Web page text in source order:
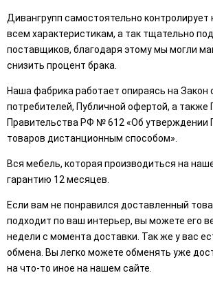
Дивангрупп самостоятельно
всем характеристикам, а так тщательно
поставщиков, благодаря этому мы могли
снизить процент брака.
Наша фабрика работает опираясь на Закон
потребителей, Публичной офертой, а также
Правительства РФ № 612 «Об утверждении
товаров дистанционным способом».
Вся мебель, которая производиться на
гарантию 12 месяцев.
Если вам не понравился доставленный
подходит по ваш интерьер, вы можете его
недели с момента доставки. Так же у вас
обмена. Вы легко можете обменять уже
на что-то иное на нашем сайте.